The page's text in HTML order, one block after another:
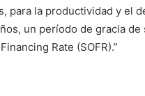
para la productividad y el
un período de gracia
Rate (SOFR).”